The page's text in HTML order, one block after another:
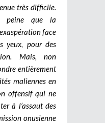
très difficile.
peine que la
face
yeux, pour des
Mais, non
entièrement
maliennes en
offensif qui ne
à l’assaut des
onusienne